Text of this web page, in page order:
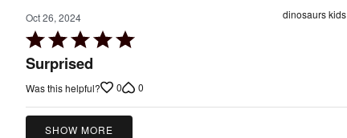
Oct 26, 2024
Rated
5
of
5
Surprised
dinosaurs kids
Was this helpful? 0 0
SHOW MORE